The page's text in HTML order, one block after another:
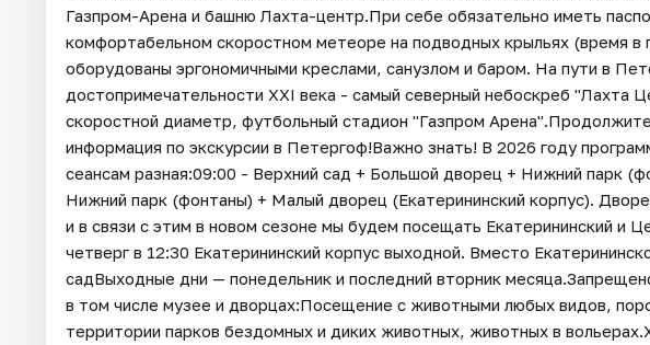
Газпром-Арена и башню Лахта-центр.При себе обязательно иметь
комфортабельном скоростном метеоре на подводных крыльях (время
оборудованы эргономичными креслами, санузлом и баром. На пути в
достопримечательности XXI века - самый северный небоскреб "Лахта
скоростной диаметр, футбольный стадион "Газпром
информация по экскурсии в Петергоф!Важно знать! В 2026 году
сеансам разная:09:00 - Верхний сад + Большой дворец + Нижний парк
Нижний парк (фонтаны) + Малый дворец (Екатерининский корпус).
и в связи с этим в новом сезоне мы будем посещать Екатерининский и
четверг в 12:30 Екатерининский корпус выходной. Вместо
садВыходные дни — понедельник и последний вторник
в том числе музее и дворцах:Посещение с животными любых видов,
территории парков бездомных и диких животных, животных в